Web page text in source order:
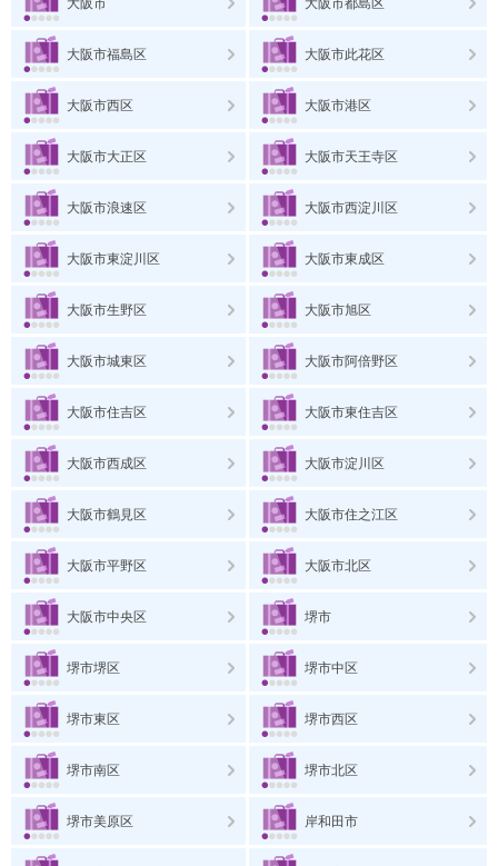
大阪市福島区 大阪市此花区
大阪市西区 大阪市港区
大阪市大正区 大阪市天王寺区
大阪市浪速区 大阪市西淀川区
大阪市東淀川区 大阪市東成区
大阪市生野区 大阪市旭区
大阪市城東区 大阪市阿倍野区
大阪市住吉区 大阪市東住吉区
大阪市西成区 大阪市淀川区
大阪市鶴見区 大阪市住之江区
大阪市平野区 大阪市北区
大阪市中央区 堺市
堺市堺区 堺市中区
堺市東区 堺市西区
堺市南区 堺市北区
堺市美原区 岸和田市